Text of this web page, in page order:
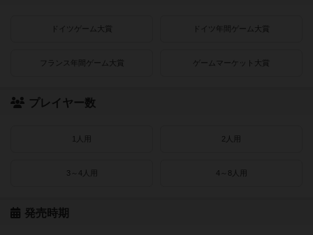
ドイツゲーム大賞 ドイツ年間ゲーム大賞
フランス年間ゲーム大賞 ゲームマーケット大賞
プレイヤー数
1人用 2人用
3～4人用 4～8人用
発売時期